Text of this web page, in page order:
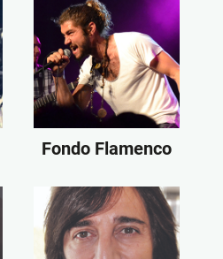
Fondo Flamenco